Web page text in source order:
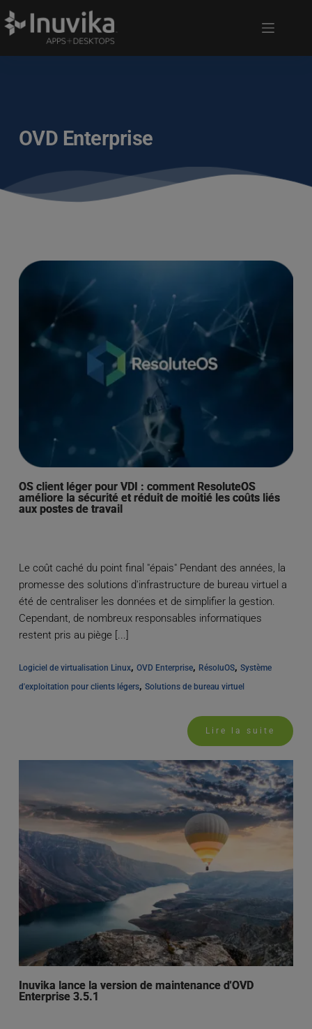
OVD Enterprise
OS client léger pour VDI : comment ResoluteOS
améliore la sécurité et réduit de moitié les coûts liés
aux postes de travail
Le coût caché du point final "épais" Pendant des années, la
promesse des solutions d'infrastructure de bureau virtuel a
été de centraliser les données et de simplifier la gestion.
Cependant, de nombreux responsables informatiques
restent pris au piège [...]
Logiciel de virtualisation Linux, OVD Enterprise, RésoluOS, Système
d'exploitation pour clients légers, Solutions de bureau virtuel
Lire la suite
Inuvika lance la version de maintenance d'OVD
Enterprise 3.5.1